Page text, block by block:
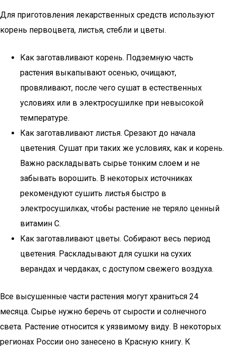
Для приготовления лекарственных средств используют
корень первоцвета, листья, стебли и цветы.
Как заготавливают корень. Подземную часть
растения выкапывают осенью, очищают,
провяливают, после чего сушат в естественных
условиях или в электросушилке при невысокой
температуре.
Как заготавливают листья. Срезают до начала
цветения. Сушат при таких же условиях, как и корень.
Важно раскладывать сырье тонким слоем и не
забывать ворошить. В некоторых источниках
рекомендуют сушить листья быстро в
электросушилках, чтобы растение не теряло ценный
витамин С.
Как заготавливают цветы. Собирают весь период
цветения. Раскладывают для сушки на сухих
верандах и чердаках, с доступом свежего воздуха.
Все высушенные части растения могут храниться 24
месяца. Сырье нужно беречь от сырости и солнечного
света. Растение относится к уязвимому виду. В некоторых
регионах России оно занесено в Красную книгу. К